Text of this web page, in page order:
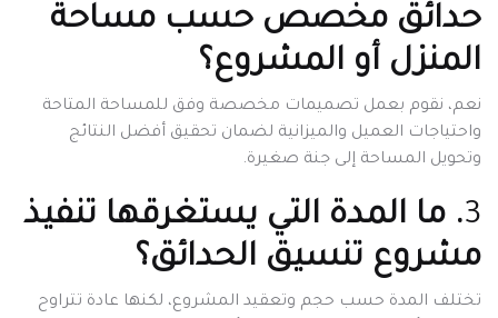
حدائق مخصص حسب مساحة
المنزل أو المشروع؟
نعم، نقوم بعمل تصميمات مخصصة وفق للمساحة المتاحة
واحتياجات العميل والميزانية لضمان تحقيق أفضل النتائج
وتحويل المساحة إلى جنة صغيرة.
3. ما المدة التي يستغرقها تنفيذ
مشروع تنسيق الحدائق؟
تختلف المدة حسب حجم وتعقيد المشروع، لكنها عادة تتراوح